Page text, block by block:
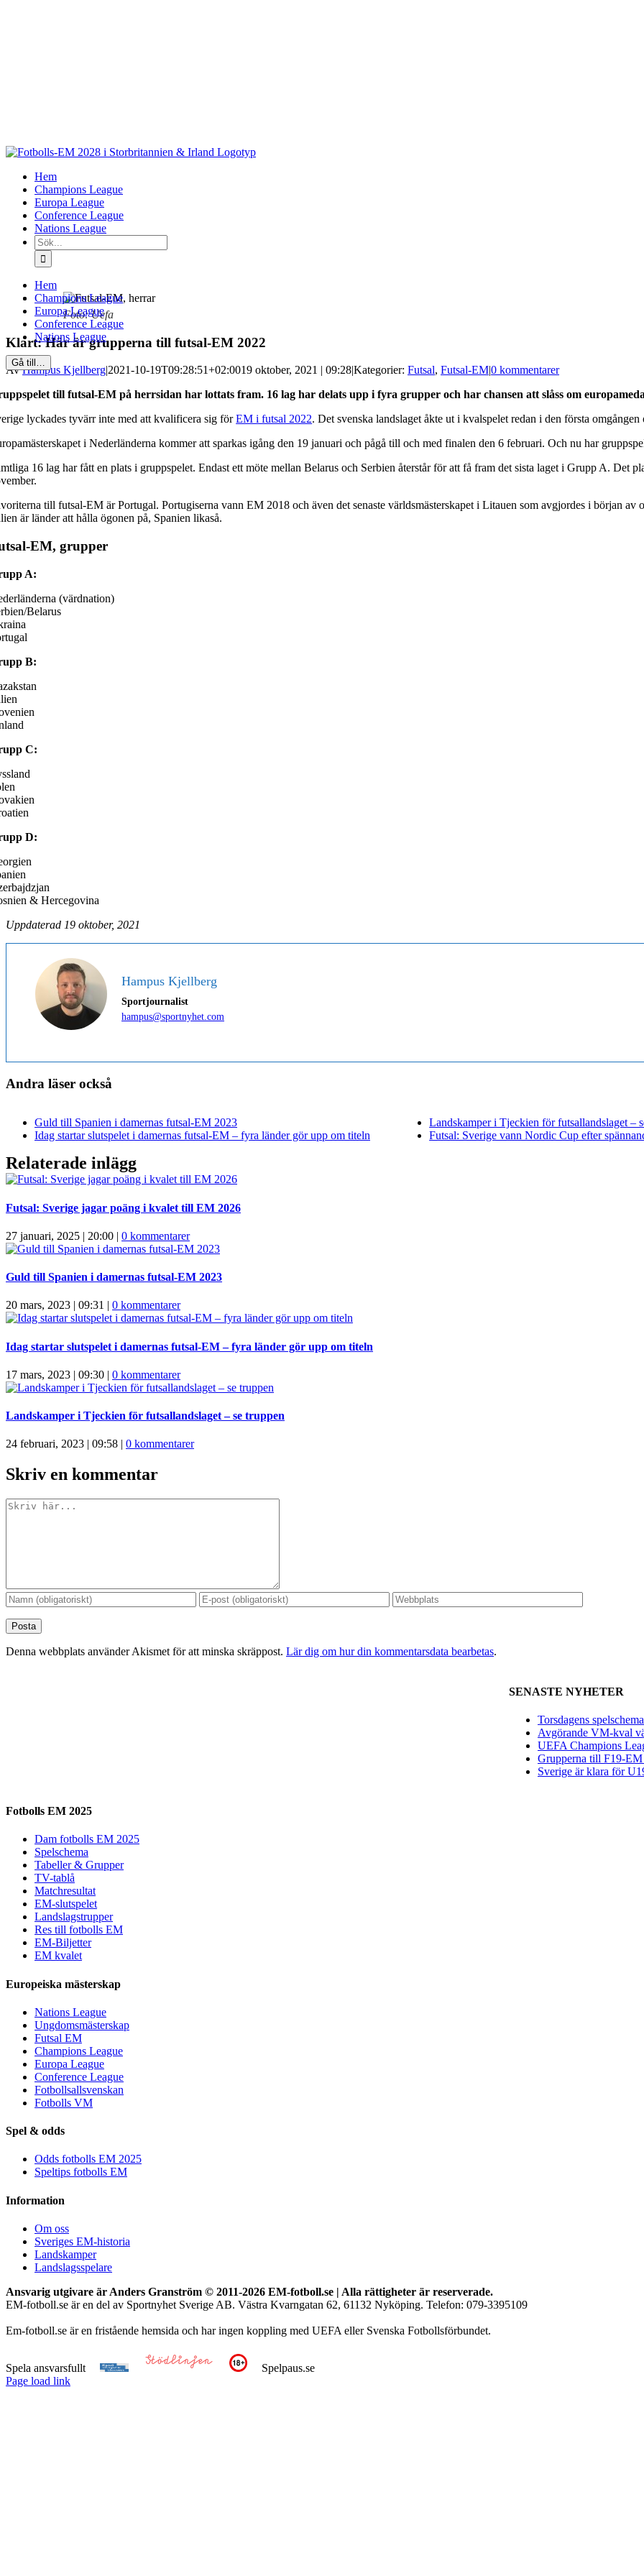
Hem
Champions League
Europa League
Conference League
Nations League
Sök
efter:
Hem
Champions League
Europa League
Conference League
Nations League
Gå till…
Foto: Uefa
Klart: Här är grupperna till futsal-EM 2022
AvHampus Kjellberg|2021-10-19T09:28:51+02:0019 oktober, 2021 | 09:28|Kategorier: Futsal, Futsal-EM|0 kommentarer
till futsal-EM på herrsidan har lottats fram. 16 lag har delats upp i fyra grupper och har chansen att slåss om
lyckades tyvärr inte med att kvalificera sig förEM i futsal 2022. Det svenska landslaget åkte ut i kvalspelet redan i den första omgången
i Nederländerna kommer att sparkas igång den 19 januari och pågå till och med finalen den 6 februari. Och nu har
16 lag har fått en plats i gruppspelet. Endast ett möte mellan Belarus och Serbien återstår för att få fram det sista laget i Grupp A. Det
till futsal-EM är Portugal. Portugiserna vann EM 2018 och även det senaste världsmästerskapet i Litauen som avgjordes i början av
är länder att hålla ögonen på, Spanien likaså.
EM, grupper
A:
(värdnation)
Belarus
B:
C:
D:
& Hercegovina
Uppdaterad 19 oktober, 2021
Hampus Kjellberg
Sportjournalist
hampus@sportnyhet.com
Andra läser också
Guld till Spanien i damernas futsal-EM 2023
Idag startar slutspelet i damernas futsal-EM – fyra länder gör upp om titeln
Landskamper i Tjeckien för futsallandslaget –
Futsal: Sverige vann Nordic Cup efter
Relaterade inlägg
Futsal: Sverige jagar poäng i kvalet till EM 2026
27 januari, 2025 | 20:00 | 0 kommentarer
Guld till Spanien i damernas futsal-EM 2023
20 mars, 2023 | 09:31 | 0 kommentarer
Idag startar slutspelet i damernas futsal-EM – fyra länder gör upp om titeln
17 mars, 2023 | 09:30 | 0 kommentarer
Landskamper i Tjeckien för futsallandslaget – se truppen
24 februari, 2023 | 09:58 | 0 kommentarer
Skriv en kommentar
Kommentar
Denna webbplats använder Akismet för att minska skräppost. Lär dig om hur din kommentarsdata bearbetas.
SENASTE NYHETER
Torsdagens
Avgörande VM-kval
UEFA Champions
Grupperna till F19-
Sverige är klara för
Fotbolls EM 2025
Dam fotbolls EM 2025
Spelschema
Tabeller & Grupper
TV-tablå
Matchresultat
EM-slutspelet
Landslagstrupper
Res till fotbolls EM
EM-Biljetter
EM kvalet
Europeiska mästerskap
Nations League
Ungdomsmästerskap
Futsal EM
Champions League
Europa League
Conference League
Fotbollsallsvenskan
Fotbolls VM
Spel & odds
Odds fotbolls EM 2025
Speltips fotbolls EM
Information
Om oss
Sveriges EM-historia
Landskamper
Landslagsspelare
Ansvarig utgivare är Anders Granström © 2011-2026 EM-fotboll.se | Alla rättigheter är reserverade.
EM-fotboll.se är en del av Sportnyhet Sverige AB. Västra Kvarngatan 62, 61132 Nyköping. Telefon: 079-3395109
Em-fotboll.se är en fristående hemsida och har ingen koppling med UEFA eller Svenska Fotbollsförbundet.
Spela ansvarsfullt
Spelpaus.se
Page load link